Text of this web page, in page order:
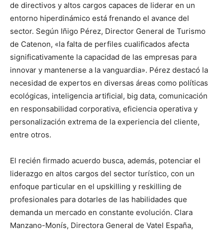
de directivos y altos cargos capaces de liderar en un
entorno hiperdinámico está frenando el avance del
sector. Según Iñigo Pérez, Director General de Turismo
de Catenon, «la falta de perfiles cualificados afecta
significativamente la capacidad de las empresas para
innovar y mantenerse a la vanguardia». Pérez destacó la
necesidad de expertos en diversas áreas como políticas
ecológicas, inteligencia artificial, big data, comunicación
en responsabilidad corporativa, eficiencia operativa y
personalización extrema de la experiencia del cliente,
entre otros.
El recién firmado acuerdo busca, además, potenciar el
liderazgo en altos cargos del sector turístico, con un
enfoque particular en el upskilling y reskilling de
profesionales para dotarles de las habilidades que
demanda un mercado en constante evolución. Clara
Manzano-Monís, Directora General de Vatel España,